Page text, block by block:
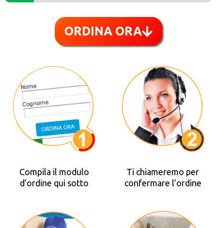
ORDINA ORA
Compila il modulo
d’ordine qui sotto
Ti chiameremo per
confermare l’ordine